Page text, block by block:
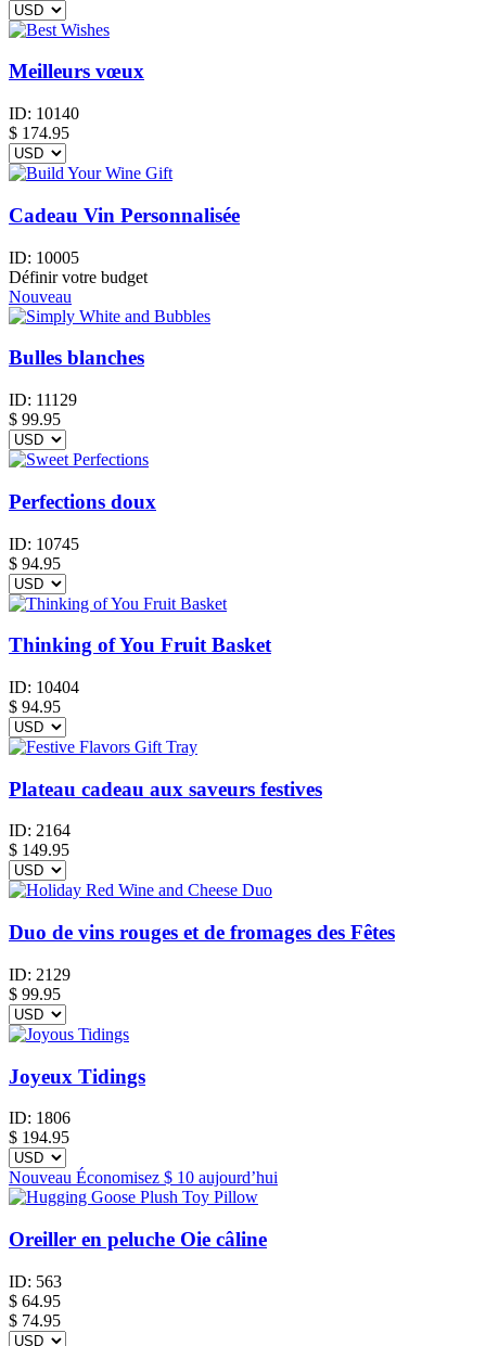
Meilleurs vœux
ID: 10140
$ 174.95
Cadeau Vin Personnalisée
ID: 10005
Définir votre budget
Nouveau
Bulles blanches
ID: 11129
$ 99.95
Perfections doux
ID: 10745
$ 94.95
Thinking of You Fruit Basket
ID: 10404
$ 94.95
Plateau cadeau aux saveurs festives
ID: 2164
$ 149.95
Duo de vins rouges et de fromages des Fêtes
ID: 2129
$ 99.95
Joyeux Tidings
ID: 1806
$ 194.95
Nouveau Économisez $ 10 aujourd’hui
Oreiller en peluche Oie câline
ID: 563
$ 64.95
$ 74.95